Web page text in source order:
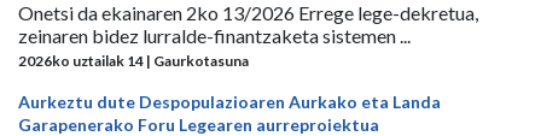
Onetsi da ekainaren 2ko 13/2026 Errege lege-dekretua,
zeinaren bidez lurralde-finantzaketa sistemen ...
2026ko uztailak 14 | Gaurkotasuna
Aurkeztu dute Despopulazioaren Aurkako eta Landa
Garapenerako Foru Legearen aurreproiektua